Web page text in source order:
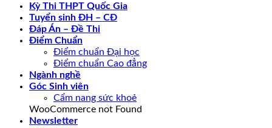
Kỳ Thi THPT Quốc Gia
Tuyển sinh ĐH – CĐ
Đáp Án – Đề Thi
Điểm Chuẩn
Điểm chuẩn Đại học
Điểm chuẩn Cao đẳng
Ngành nghề
Góc Sinh viên
Cẩm nang sức khoẻ
WooCommerce not Found
Newsletter